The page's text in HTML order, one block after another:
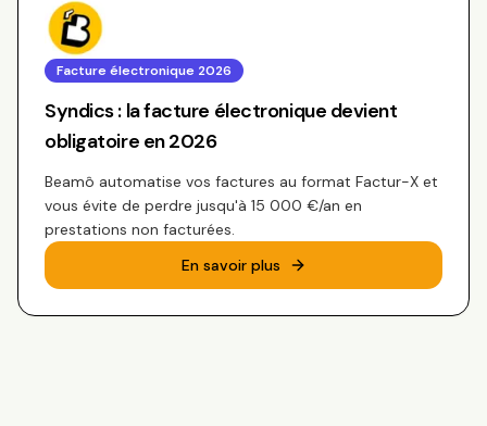
Facture électronique 2026
Syndics : la facture électronique devient
obligatoire en 2026
Beamô automatise vos factures au format Factur-X et
vous évite de perdre jusqu'à 15 000 €/an en
prestations non facturées.
En savoir plus